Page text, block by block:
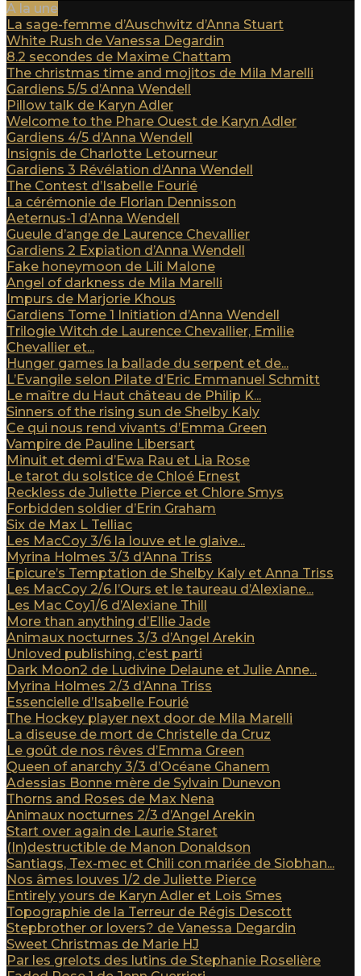
A la une
La sage-femme d’Auschwitz d’Anna Stuart
White Rush de Vanessa Degardin
8.2 secondes de Maxime Chattam
The christmas time and mojitos de Mila Marelli
Gardiens 5/5 d’Anna Wendell
Pillow talk de Karyn Adler
Welcome to the Phare Ouest de Karyn Adler
Gardiens 4/5 d’Anna Wendell
Insignis de Charlotte Letourneur
Gardiens 3 Révélation d’Anna Wendell
The Contest d’Isabelle Fourié
La cérémonie de Florian Dennisson
Aeternus-1 d’Anna Wendell
Gueule d’ange de Laurence Chevallier
Gardiens 2 Expiation d’Anna Wendell
Fake honeymoon de Lili Malone
Angel of darkness de Mila Marelli
Impurs de Marjorie Khous
Gardiens Tome 1 Initiation d’Anna Wendell
Trilogie Witch de Laurence Chevallier, Emilie
Chevallier et...
Hunger games la ballade du serpent et de...
L’Evangile selon Pilate d’Eric Emmanuel Schmitt
Le maître du Haut château de Philip K...
Sinners of the rising sun de Shelby Kaly
Ce qui nous rend vivants d’Emma Green
Vampire de Pauline Libersart
Minuit et demi d’Ewa Rau et Lia Rose
Le tarot du solstice de Chloé Ernest
Reckless de Juliette Pierce et Chlore Smys
Forbidden soldier d’Erin Graham
Six de Max L Telliac
Les MacCoy 3/6 la louve et le glaive...
Myrina Holmes 3/3 d’Anna Triss
Epicure’s Temptation de Shelby Kaly et Anna Triss
Les MacCoy 2/6 l’Ours et le taureau d’Alexiane...
Les Mac Coy1/6 d’Alexiane Thill
More than anything d’Ellie Jade
Animaux nocturnes 3/3 d’Angel Arekin
Unloved publishing, c’est parti
Dark Moon2 de Ludivine Delaune et Julie Anne...
Myrina Holmes 2/3 d’Anna Triss
Essencielle d’Isabelle Fourié
The Hockey player next door de Mila Marelli
La diseuse de mort de Christelle da Cruz
Le goût de nos rêves d’Emma Green
Queen of anarchy 3/3 d’Océane Ghanem
Adessias Bonne mère de Sylvain Dunevon
Thorns and Roses de Max Nena
Animaux nocturnes 2/3 d’Angel Arekin
Start over again de Laurie Staret
(In)destructible de Manon Donaldson
Santiags, Tex-mec et Chili con mariée de Siobhan...
Nos âmes louves 1/2 de Juliette Pierce
Entirely yours de Karyn Adler et Lois Smes
Topographie de la Terreur de Régis Descott
Stepbrother or lovers? de Vanessa Degardin
Sweet Christmas de Marie HJ
Par les grelots des lutins de Stephanie Roselière